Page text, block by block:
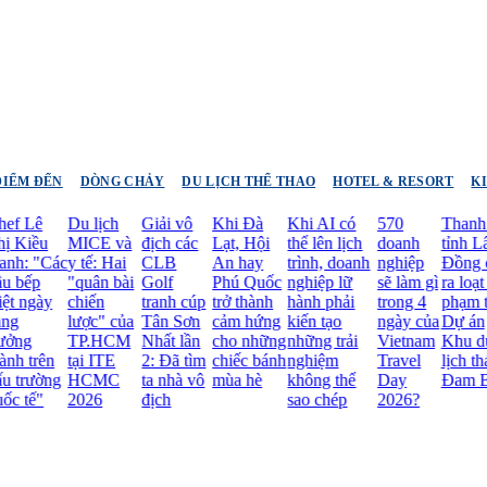
ĐẾN DÒNG CHẢY DU LỊCH THỂ THAO HOTEL & RESORT
Du lịch
MICE và
y tế: Hai
"quân bài
chiến
lược" của
TP.HCM
tại ITE
HCMC
2026
Giải vô
địch các
CLB
Golf
tranh cúp
Tân Sơn
Nhất lần
2: Đã tìm
ta nhà vô
Khi Đà
Lạt, Hội
An hay
Phú Quốc
trở thành
cảm hứng
cho những
chiếc bánh
mùa hè
Khi AI có
thể lên lịch
trình, doanh
nghiệp lữ
hành phải
kiến tạo
những trải
nghiệm
không thể
sao chép
570
doanh
nghiệp
sẽ làm gì
trong 4
ngày của
Vietnam
Travel
Day
2026?
Thanh tra
tỉnh Lâm
Đồng chỉ
ra loạt sai
phạm tại
Dự án
Khu du
lịch thác
Đam B’ri